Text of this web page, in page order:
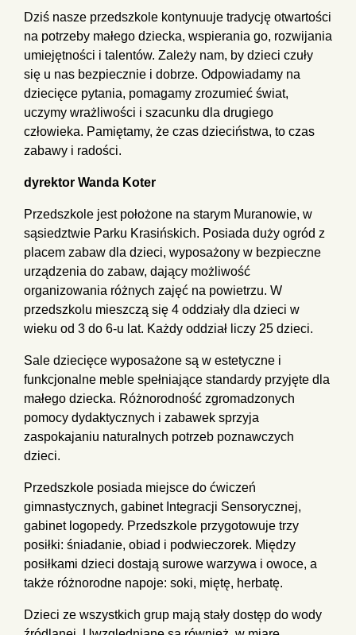
Dziś nasze przedszkole kontynuuje tradycję otwartości
na potrzeby małego dziecka, wspierania go, rozwijania
umiejętności i talentów. Zależy nam, by dzieci czuły
się u nas bezpiecznie i dobrze. Odpowiadamy na
dziecięce pytania, pomagamy zrozumieć świat,
uczymy wrażliwości i szacunku dla drugiego
człowieka. Pamiętamy, że czas dzieciństwa, to czas
zabawy i radości.
dyrektor Wanda Koter
Przedszkole jest położone na starym Muranowie, w
sąsiedztwie Parku Krasińskich. Posiada duży ogród z
placem zabaw dla dzieci, wyposażony w bezpieczne
urządzenia do zabaw, dający możliwość
organizowania różnych zajęć na powietrzu. W
przedszkolu mieszczą się 4 oddziały dla dzieci w
wieku od 3 do 6-u lat. Każdy oddział liczy 25 dzieci.
Sale dziecięce wyposażone są w estetyczne i
funkcjonalne meble spełniające standardy przyjęte dla
małego dziecka. Różnorodność zgromadzonych
pomocy dydaktycznych i zabawek sprzyja
zaspokajaniu naturalnych potrzeb poznawczych
dzieci.
Przedszkole posiada miejsce do ćwiczeń
gimnastycznych, gabinet Integracji Sensorycznej,
gabinet logopedy. Przedszkole przygotowuje trzy
posiłki: śniadanie, obiad i podwieczorek. Między
posiłkami dzieci dostają surowe warzywa i owoce, a
także różnorodne napoje: soki, miętę, herbatę.
Dzieci ze wszystkich grup mają stały dostęp do wody